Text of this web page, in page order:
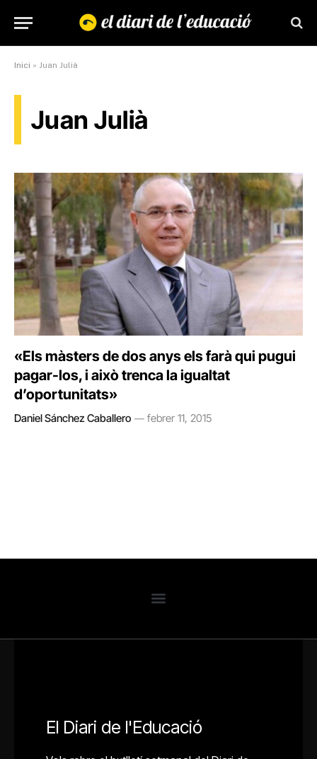
Inici » Juan Julià
Juan Julià
«Els màsters de dos anys els farà qui pugui
pagar-los, i això trenca la igualtat
d’oportunitats»
Daniel Sánchez Caballero febrer 11, 2015